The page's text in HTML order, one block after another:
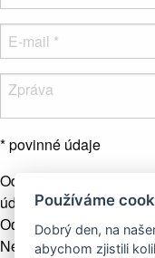
* povinné údaje
Odesláním formuláře
údajů.Více info
Odeslat zprávu
Nebo nás kontaktujte
Používáme
Dobrý den, na
abychom zjistili